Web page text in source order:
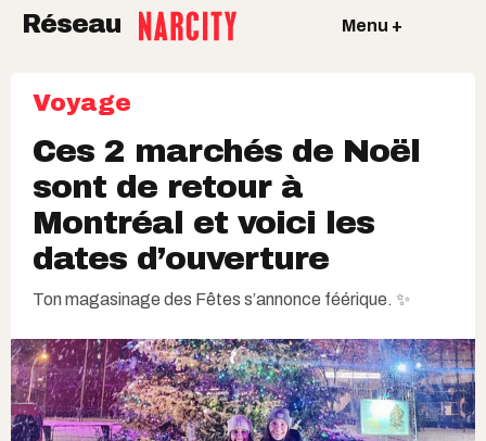
Réseau Menu +
Voyage
Ces 2 marchés de Noël
sont de retour à
Montréal et voici les
dates d’ouverture
Ton magasinage des Fêtes s’annonce féérique. ✨